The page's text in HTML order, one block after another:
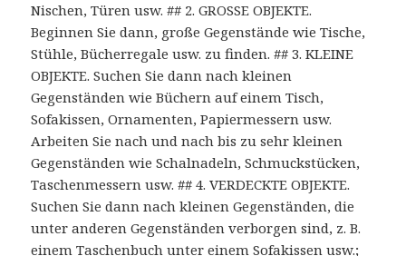
Nischen, Türen usw. ## 2. GROSSE OBJEKTE.
Beginnen Sie dann, große Gegenstände wie Tische,
Stühle, Bücherregale usw. zu finden. ## 3. KLEINE
OBJEKTE. Suchen Sie dann nach kleinen
Gegenständen wie Büchern auf einem Tisch,
Sofakissen, Ornamenten, Papiermessern usw.
Arbeiten Sie nach und nach bis zu sehr kleinen
Gegenständen wie Schalnadeln, Schmuckstücken,
Taschenmessern usw. ## 4. VERDECKTE OBJEKTE.
Suchen Sie dann nach kleinen Gegenständen, die
unter anderen Gegenständen verborgen sind, z. B.
einem Taschenbuch unter einem Sofakissen usw.;